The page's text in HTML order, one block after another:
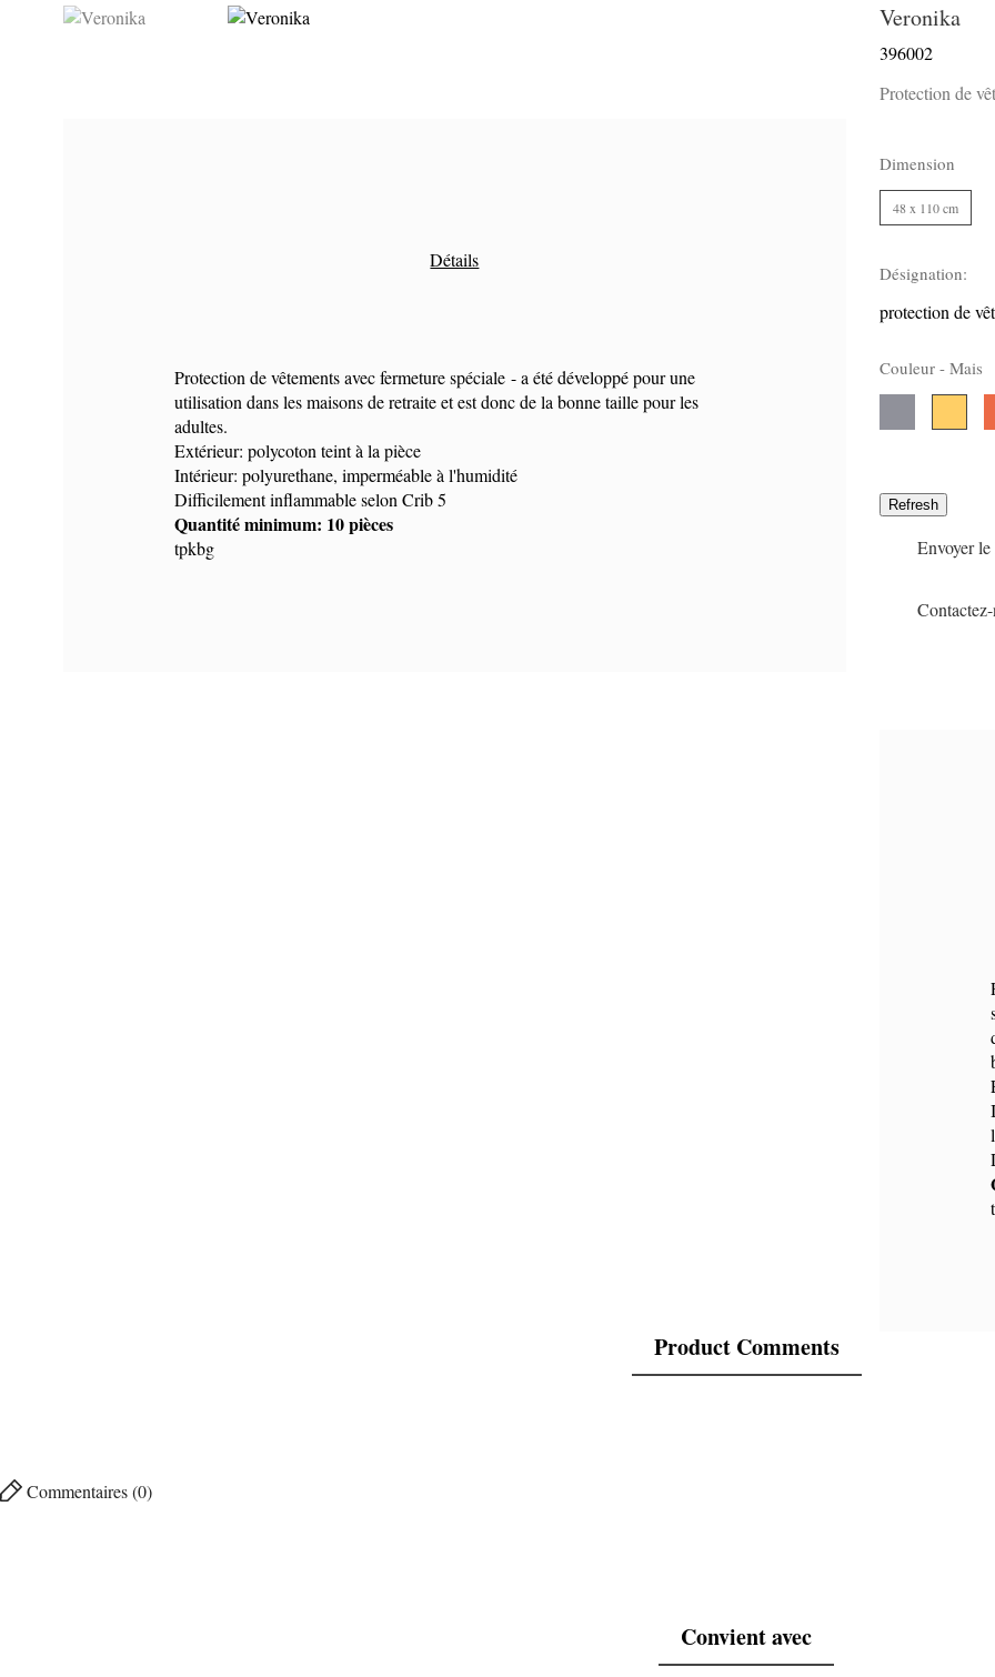
Détails
Protection de vêtements avec fermeture spéciale - a été développé pour une
utilisation dans les maisons de retraite et est donc de la bonne taille pour les
adultes.
Extérieur: polycoton teint à la pièce
Intérieur: polyurethane, imperméable à l'humidité
Difficilement inflammable selon Crib 5
Quantité minimum: 10 pièces
tpkbg
Veronika
396002
Protection de
Dimension
48 x 110 cm
Désignation:
protection de
Couleur - Mais
Envoyer
Product Comments
Commentaires (0)
Convient avec